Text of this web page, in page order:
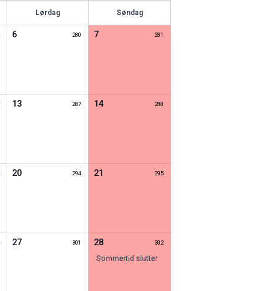
Lørdag Søndag
6 280 7 281
13 287 14 288
20 294 21 295
27 301 28 302
sommertid slutter